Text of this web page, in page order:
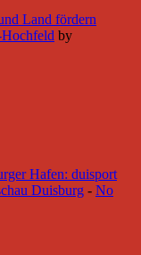
Land fördern
by
Hafen: duisport
Duisburg - No